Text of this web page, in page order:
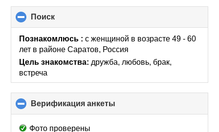
Поиск
to
collapse
contents
Познакомлюсь :с женщиной в возрасте 49 - 60
лет в районе Саратов, Россия
Цель знакомства: дружба, любовь, брак,
встреча
Верификация анкеты
to
Фото проверены